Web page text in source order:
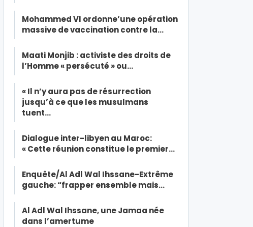
Mohammed VI ordonne’une opération
massive de vaccination contre la…
Maati Monjib : activiste des droits de
l’Homme « persécuté » ou…
« Il n’y aura pas de résurrection
jusqu’à ce que les musulmans
tuent…
Dialogue inter-libyen au Maroc:
« Cette réunion constitue le premier…
Enquête/Al Adl Wal Ihssane-Extrême
gauche: “frapper ensemble mais…
Al Adl Wal Ihssane, une Jamaa née
dans l’amertume